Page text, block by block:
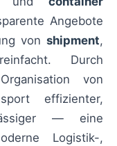
Angebote
von shipment,
Durch
von
effizienter,
— eine
Logistik-,